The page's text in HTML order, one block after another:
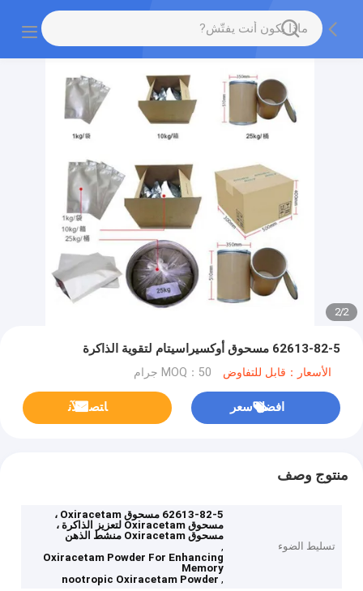
2
/
2
62613-82-5 مسحوق أوكسيراسيتام لتقوية الذاكرة
الأسعار：قابل للتفاوض MOQ：50 جرام
افضل سعر ﺎﺘﺼﻟ ﺍﻶﻧ
منتوج وصف
تسليط الضوء
62613-82-5 مسحوق Oxiracetam ،
مسحوق Oxiracetam لتعزيز الذاكرة ،
مسحوق Oxiracetam منشط الذهن
,
Oxiracetam Powder For Enhancing
Memory
,
nootropic Oxiracetam Powder